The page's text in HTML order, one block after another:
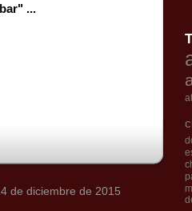
...
de diciembre de 2015